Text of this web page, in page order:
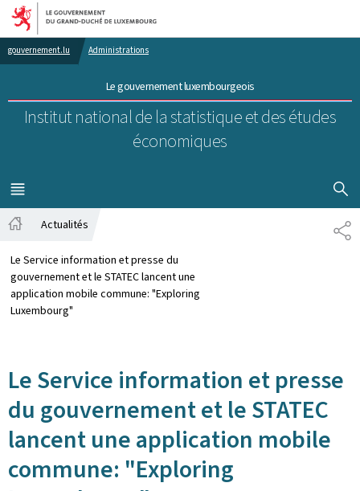
Aller au menu principal
Aller au contenu
gouvernement.lu Administrations
Le gouvernement luxembourgeois
Institut national de la statistique et des études
économiques
MENU
PRINCIPAL
Actualités
Le Service information et presse du
gouvernement et le STATEC lancent une
application mobile commune: "Exploring
Luxembourg"
Le Service information et presse
du gouvernement et le STATEC
lancent une application mobile
commune: "Exploring